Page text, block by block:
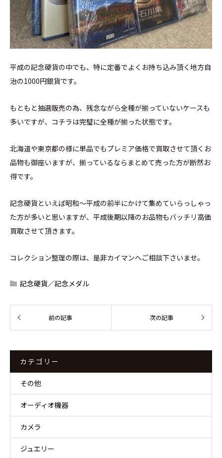
平成の記念硬貨の中でも、特に定番でよくお持ち込み頂く地方自
治の1000円銀貨です。
もともと抽選販売の為、残念ながら全種が揃っていないケースも
多いですが、コチラは完璧に全種が揃った状態です。
北海道や東京都の様に単品でもプレミア価格で買取させて頂くお
品物も御座いますが、揃っているならまとめて売った方が断然お
得です。
記念硬貨といえば昭和～平成の前半にかけて集めていらっしゃっ
た方が多いと思いますが、平成後期以降のお品物もバッチリ高価
買取させて頂きます。
コレクション整理の際は、是非カイマンへご相談下さいませ。
記念硬貨／記念メダル
カテゴリー
その他
オーディオ機器
カメラ
ジュエリー